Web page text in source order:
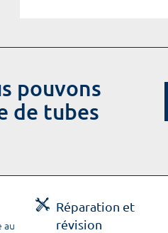
pouvons
de tubes
au
Réparation et
révision